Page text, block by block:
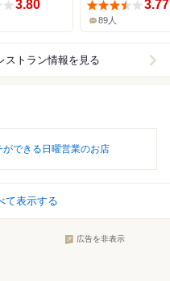
3.80 3.77
89人
ストラン情報を見る
ができる日曜営業のお店
て表示する
広告を非表示